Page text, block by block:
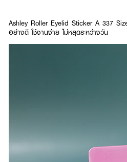
Ashley Roller Eyelid Sticker A 337
อย่างดี ใช้งานง่าย ไม่หลุดระหว่างวัน